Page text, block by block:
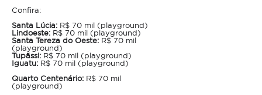
Confira:
Santa Lúcia: R$ 70 mil (playground)
Lindoeste: R$ 70 mil (playground)
Santa Tereza do Oeste: R$ 70 mil
(playground)
Tupãssi: R$ 70 mil (playground)
Iguatu: R$ 70 mil (playground)
Quarto Centenário: R$ 70 mil
(playground)